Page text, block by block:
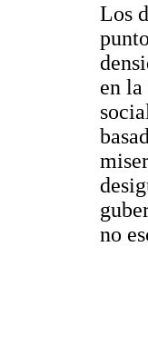
Los
en
no